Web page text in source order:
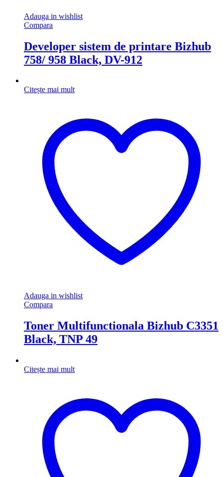
Adauga in wishlist
Compara
Developer sistem de printare Bizhub
758/ 958 Black, DV-912
Citește mai mult
Adauga in wishlist
Compara
Toner Multifunctionala Bizhub C3351
Black, TNP 49
Citește mai mult